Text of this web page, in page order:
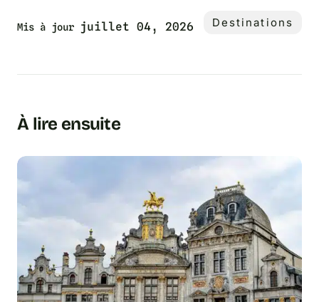
Mis à jour juillet 04, 2026 Destinations
À lire ensuite